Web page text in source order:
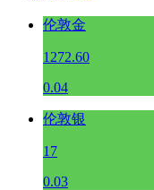
伦敦金
1272.60
0.04
伦敦银
17
0.03